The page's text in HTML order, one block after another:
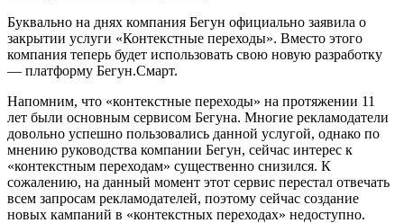
Буквально на днях компания Бегун официально заявила о
закрытии услуги «Контекстные переходы». Вместо этого
компания теперь будет использовать свою новую разработку
— платформу Бегун.Смарт.
Напомним, что «контекстные переходы» на протяжении 11
лет были основным сервисом Бегуна. Многие рекламодатели
довольно успешно пользовались данной услугой, однако по
мнению руководства компании Бегун, сейчас интерес к
«контекстным переходам» существенно снизился. К
сожалению, на данный момент этот сервис перестал отвечать
всем запросам рекламодателей, поэтому сейчас создание
новых кампаний в «контекстных переходах» недоступно.